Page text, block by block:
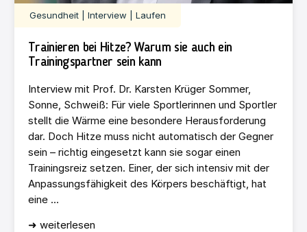
Gesundheit | Interview | Laufen
Trainieren bei Hitze? Warum sie auch ein
Trainingspartner sein kann
Interview mit Prof. Dr. Karsten Krüger Sommer,
Sonne, Schweiß: Für viele Sportlerinnen und Sportler
stellt die Wärme eine besondere Herausforderung
dar. Doch Hitze muss nicht automatisch der Gegner
sein – richtig eingesetzt kann sie sogar einen
Trainingsreiz setzen. Einer, der sich intensiv mit der
Anpassungsfähigkeit des Körpers beschäftigt, hat
eine ...
➜ weiterlesen